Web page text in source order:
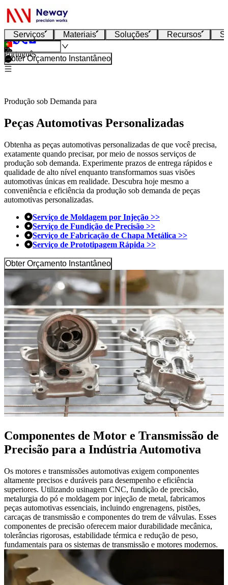
Serviços Materiais Soluções Recursos
Português
Obter Orçamento Instantâneo
Produção sob Demanda para
Peças Automotivas Personalizadas
Obtenha as peças automotivas personalizadas de que você precisa,
exatamente quando precisar, por meio de nossos serviços de
produção sob demanda. Experimente prazos de entrega rápidos e
qualidade de alto nível enquanto transformamos suas visões
automotivas únicas em realidade. Descubra hoje mesmo a
conveniência e eficiência da produção sob demanda de peças
automotivas personalizadas.
Serviço de Moldagem por Injeção >>
Serviço de Fundição de Precisão >>
Serviço de Fabricação de Chapa Metálica >>
Serviço de Prototipagem Rápida >>
Obter Orçamento Instantâneo
Componentes de Motor e Transmissão de
Precisão para a Indústria Automotiva
Os motores e transmissões automotivas exigem componentes
altamente precisos e duráveis para desempenho e eficiência
superiores. Utilizando usinagem CNC, fundição de precisão,
metalurgia do pó e moldagem por injeção de metal, fabricamos
peças automotivas essenciais, incluindo engrenagens, pistões,
carcaças de transmissão e componentes do trem de válvulas. Esses
componentes de precisão oferecem maior durabilidade mecânica,
tolerâncias rigorosas, estabilidade térmica e redução de peso,
fundamentais para os sistemas de transmissão e motores modernos.